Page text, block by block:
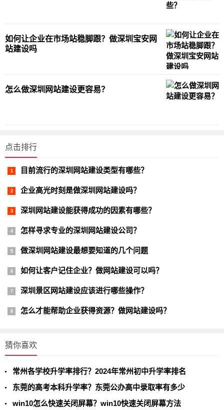
如何让企业在市场站稳脚跟？做深圳宝安网
站建设吗
怎么做深圳网站建设更容易？
点击排行
目前流行的深圳网站建设类型有哪些？
企业高光时刻是做深圳网站建设吗？
深圳网站建设能获得成功的因素有哪些？
怎样寻求专业的深圳网站建设公司？
做深圳网站建设最想要知道的几个问题
如何让客户记住企业？做网站建设可以吗？
深圳景区网站建设应该进行哪些操作？
怎么才能帮助企业获得资源？做网站建设吗？
猜你喜欢
常州各学校升学率排行？2024年常州初中升学率排名
东莞的高考本科升学率？东莞公办高中录取率有多少
win10怎么快速关闭屏幕？win10快速关闭屏幕方法